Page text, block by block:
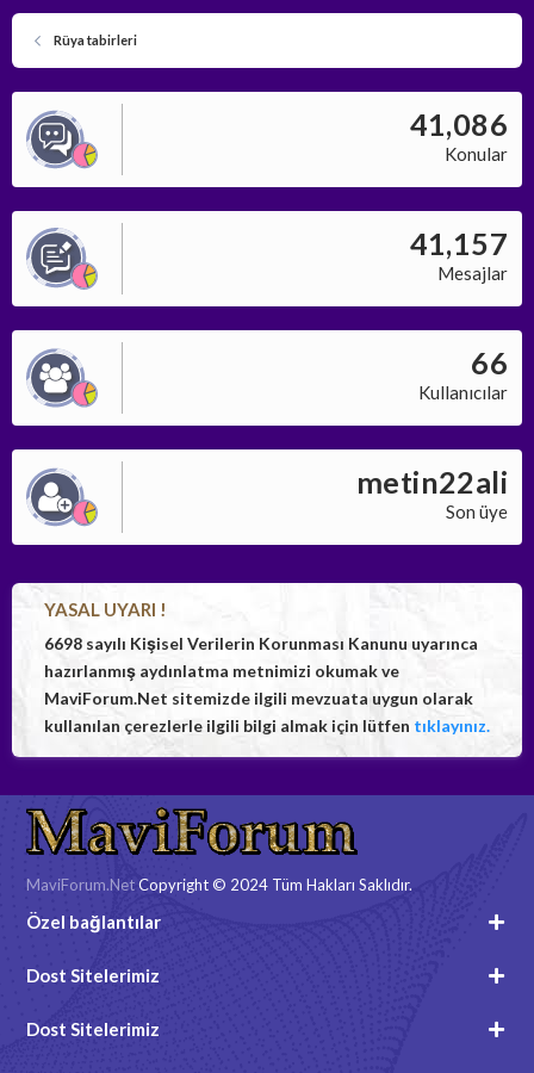
Rüya tabirleri
41,086
Konular
41,157
Mesajlar
66
Kullanıcılar
metin22ali
Son üye
YASAL UYARI !
6698 sayılı Kişisel Verilerin Korunması Kanunu uyarınca
hazırlanmış aydınlatma metnimizi okumak ve
MaviForum.Net sitemizde ilgili mevzuata uygun olarak
kullanılan çerezlerle ilgili bilgi almak için lütfen tıklayınız.
MaviForum.NetCopyright © 2024 Tüm Hakları Saklıdır.
Özel bağlantılar
Dost Sitelerimiz
Dost Sitelerimiz